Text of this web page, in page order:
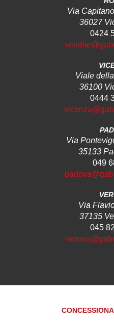
Via
36027
0424
Viale
36100
0444
Via
35133
049
Via
37135
045